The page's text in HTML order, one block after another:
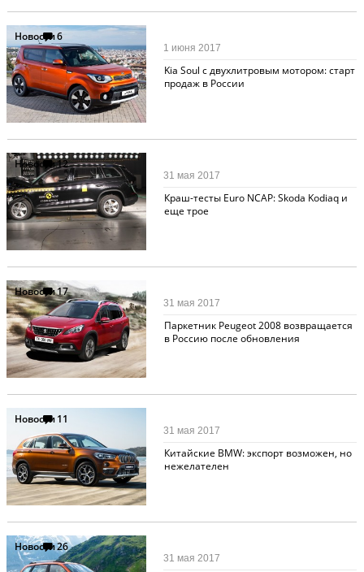
Новости6
Kia Soul с двухлитровым мотором: старт
продаж в России
1 июня 2017
Новости12
Краш-тесты Euro NCAP: Skoda Kodiaq и
еще трое
31 мая 2017
Новости17
Паркетник Peugeot 2008 возвращается
в Россию после обновления
31 мая 2017
Новости11
Китайские BMW: экспорт возможен, но
нежелателен
31 мая 2017
Новости26
31 мая 2017